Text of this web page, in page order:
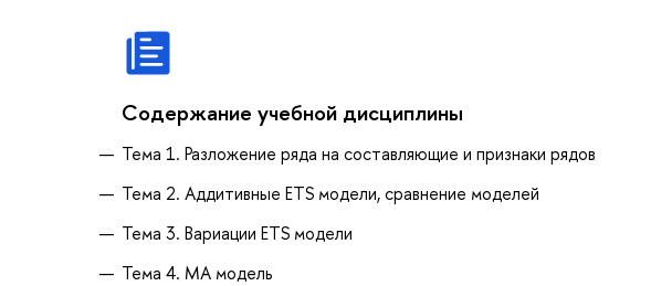
Содержание учебной дисциплины
Тема 1. Разложение ряда на составляющие и признаки рядов
Тема 2. Аддитивные ETS модели, сравнение моделей
Тема 3. Вариации ETS модели
Тема 4. MA модель